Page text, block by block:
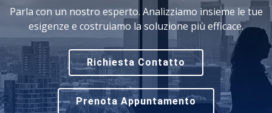
Parla con un nostro esperto. Analizziamo insieme le tue
esigenze e costruiamo la soluzione più efficace.
Richiesta Contatto
Prenota Appuntamento